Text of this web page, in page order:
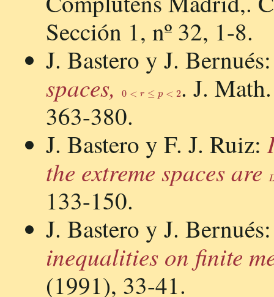
Sección 1, nº 32, 1-8.
J. Bastero y J.
spaces,
. J.
363-380.
J. Bastero y F. J. Ruiz:
the extreme spaces are
133-150.
J. Bastero y J.
inequalities on finite
(1991), 33-41.